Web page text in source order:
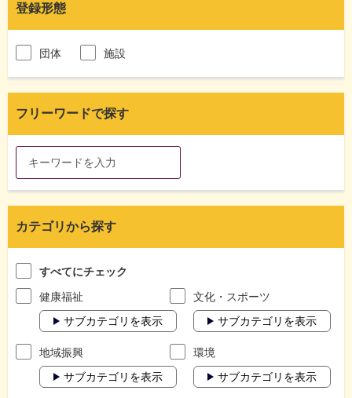
登録形態
団体 施設
フリーワードで探す
カテゴリから探す
すべてにチェック
健康福祉
サブカテゴリを表示
文化・スポーツ
サブカテゴリを表示
地域振興
サブカテゴリを表示
環境
サブカテゴリを表示